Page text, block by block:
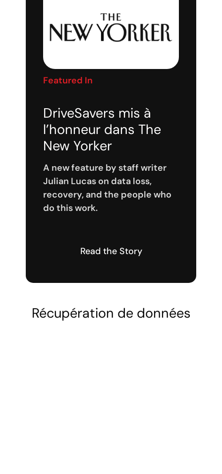
Featured In
DriveSavers mis à
l’honneur dans The
New Yorker
A new feature by staff writer
Julian Lucas on data loss,
recovery, and the people who
do this work.
Read the Story
Récupération de données